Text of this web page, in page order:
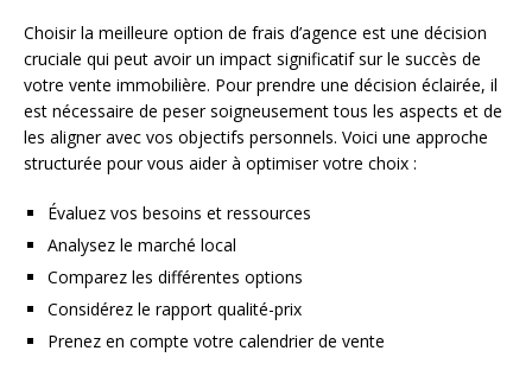
Choisir la meilleure option de frais d’agence est une décision
cruciale qui peut avoir un impact significatif sur le succès de
votre vente immobilière. Pour prendre une décision éclairée, il
est nécessaire de peser soigneusement tous les aspects et de
les aligner avec vos objectifs personnels. Voici une approche
structurée pour vous aider à optimiser votre choix :
Évaluez vos besoins et ressources
Analysez le marché local
Comparez les différentes options
Considérez le rapport qualité-prix
Prenez en compte votre calendrier de vente